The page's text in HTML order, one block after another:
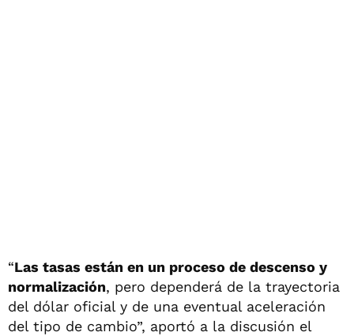
“Las tasas están en un proceso de descenso y
normalización, pero dependerá de la trayectoria
del dólar oficial y de una eventual aceleración
del tipo de cambio”, aportó a la discusión el